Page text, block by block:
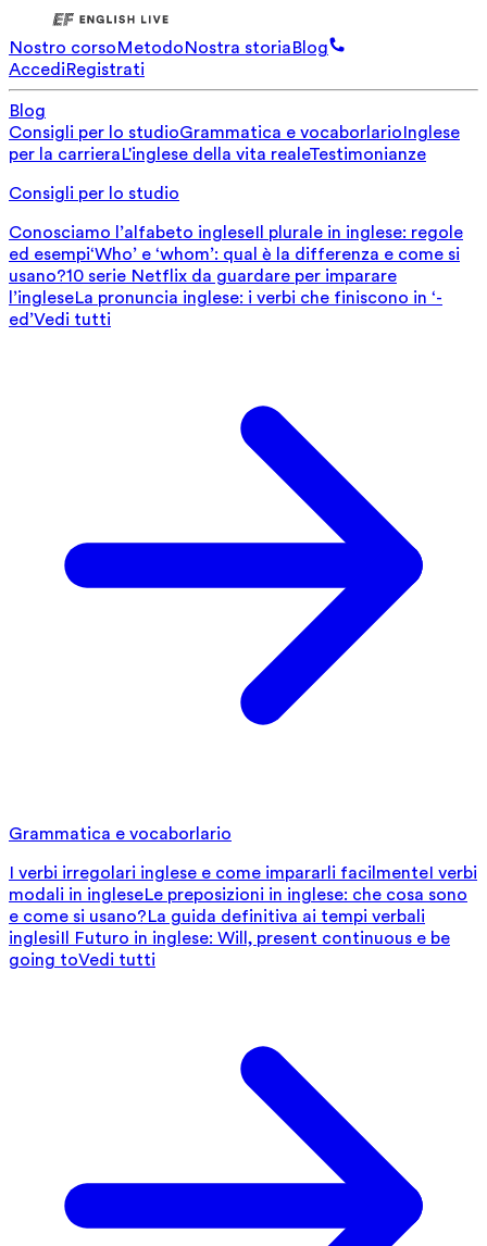
Nostro corsoMetodoNostra storiaBlog
AccediRegistrati
Blog
Consigli per lo studioGrammatica e vocaborlarioInglese
per la carrieraL'inglese della vita realeTestimonianze
Consigli per lo studio
Conosciamo l’alfabeto ingleseIl plurale in inglese: regole
ed esempi‘Who’ e ‘whom’: qual è la differenza e come si
usano?10 serie Netflix da guardare per imparare
l’ingleseLa pronuncia inglese: i verbi che finiscono in ‘-
ed’Vedi tutti
Grammatica e vocaborlario
I verbi irregolari inglese e come impararli facilmenteI verbi
modali in ingleseLe preposizioni in inglese: che cosa sono
e come si usano?La guida definitiva ai tempi verbali
inglesiIl Futuro in inglese: Will, present continuous e be
going toVedi tutti